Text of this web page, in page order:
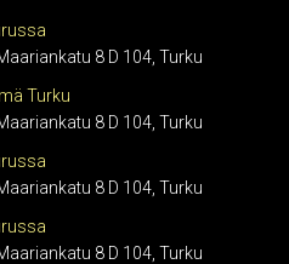
8 D 104, Turku
Turku
8 D 104, Turku
8 D 104, Turku
8 D 104, Turku